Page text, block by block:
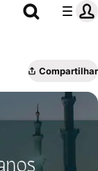
Compartilhar